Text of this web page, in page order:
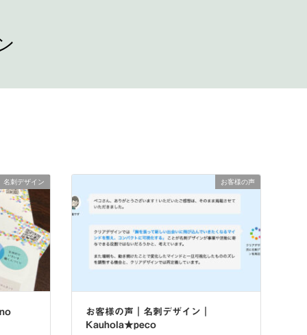
名刺デザイン お客様の声
お客様の声｜名刺デザイン｜
Kauhola★peco